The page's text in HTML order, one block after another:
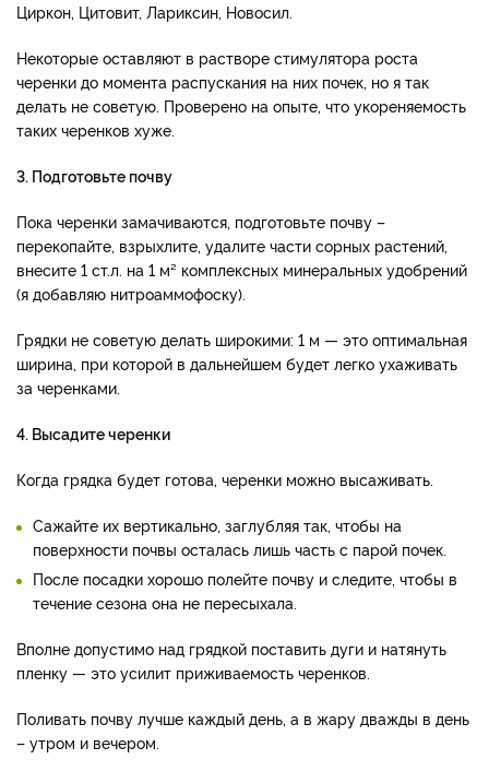
Циркон, Цитовит, Лариксин, Новосил.
Некоторые оставляют в растворе стимулятора роста
черенки до момента распускания на них почек, но я так
делать не советую. Проверено на опыте, что укореняемость
таких черенков хуже.
3. Подготовьте почву
Пока черенки замачиваются, подготовьте почву –
перекопайте, взрыхлите, удалите части сорных растений,
внесите 1 ст.л. на 1 м² комплексных минеральных удобрений
(я добавляю нитроаммофоску).
Грядки не советую делать широкими: 1 м — это оптимальная
ширина, при которой в дальнейшем будет легко ухаживать
за черенками.
4. Высадите черенки
Когда грядка будет готова, черенки можно высаживать.
Сажайте их вертикально, заглубляя так, чтобы на
поверхности почвы осталась лишь часть с парой почек.
После посадки хорошо полейте почву и следите, чтобы в
течение сезона она не пересыхала.
Вполне допустимо над грядкой поставить дуги и натянуть
пленку — это усилит приживаемость черенков.
Поливать почву лучше каждый день, а в жару дважды в день
– утром и вечером.